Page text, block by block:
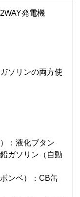
発電機
ソリンの両方使
：液化ブタン
ガソリン（自動
ンベ）：CB缶